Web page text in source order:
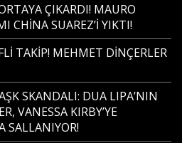
ÇIKARDI! MAURO
CHİNA SUAREZ’İ YIKTI!
TAKİP! MEHMET DİNÇERLER
SKANDALI: DUA LIPA’NIN
VANESSA KIRBY’YE
SALLANIYOR!